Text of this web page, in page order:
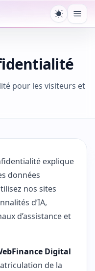
Changer
pour les visiteurs et
explique
données
nos sites
d’IA,
d’assistance et
Digital
de la